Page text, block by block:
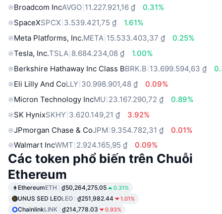
Broadcom IncAVGO 11.227.921,16 ₫
0.31%
SpaceXSPCX 3.539.421,75 ₫
1.61%
Meta Platforms, Inc.META 15.533.403,37 ₫
0.25%
Tesla, Inc.TSLA 8.684.234,08 ₫
1.00%
Berkshire Hathaway Inc Class BBRK.B 13.699.594,63 ₫
Eli Lilly And CoLLY 30.998.901,48 ₫
0.09%
Micron Technology IncMU 23.167.290,72 ₫
0.89%
SK HynixSKHY 3.620.149,21 ₫
3.92%
JPmorgan Chase & CoJPM 9.354.782,31 ₫
0.01%
Walmart IncWMT 2.924.165,95 ₫ 0.09%
Các token phổ biến trên Chuỗi
Ethereum
EthereumETH ₫50,264,275.05 0.31%
UNUS SED LEOLEO ₫251,982.44 1.01%
ChainlinkLINK ₫214,778.03 0.93%